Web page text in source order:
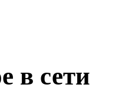
в сети